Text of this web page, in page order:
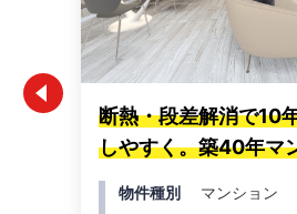
断熱・段差解消で10
しやすく。築40年マ
快適リノベーション
物件種別
マンション